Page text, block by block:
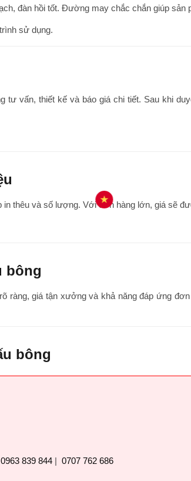
đàn hồi tốt. Đường may chắc chắn giúp sản
sử dụng.
vấn, thiết kế và báo giá chi tiết. Sau khi
thêu và số lượng. Với đơn hàng lớn, giá sẽ
bông
ràng, giá tận xưởng và khả năng đáp ứng
bông
0963 839 844 |0707 762 686